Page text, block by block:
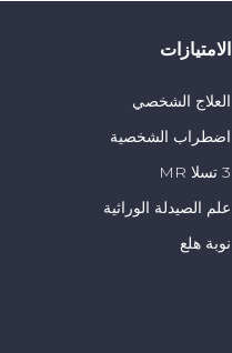
الامتيازات
العلاج الشخصي
اضطراب الشخصية
3 تسلا MR
علم الصيدلة الوراثية
نوبة هلع